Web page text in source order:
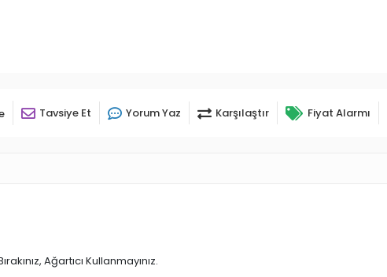
Tavsiye Et Yorum Yaz Karşılaştır Fiyat Alarmı
Ağartıcı Kullanmayınız.